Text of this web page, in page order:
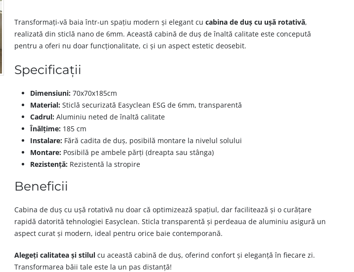
Transformați-vă baia într-un spațiu modern și elegant cucabina de duș cu ușă rotativă,
realizată din sticlă nano de 6mm. Această cabină de duș de înaltă calitate este concepută
pentru a oferi nu doar funcționalitate, ci și un aspect estetic deosebit.
Specificații
Dimensiuni: 70x70x185cm
Material: Sticlă securizată Easyclean ESG de 6mm, transparentă
Cadrul: Aluminiu neted de înaltă calitate
Înălțime: 185 cm
Instalare: Fără cadita de duș, posibilă montare la nivelul solului
Montare: Posibilă pe ambele părți (dreapta sau stânga)
Rezistență: Rezistentă la stropire
Beneficii
Cabina de duș cu ușă rotativă nu doar că optimizează spațiul, dar facilitează și o curățare
rapidă datorită tehnologiei Easyclean. Sticla transparentă și perdeaua de aluminiu asigură un
aspect curat și modern, ideal pentru orice baie contemporană.
Alegeți calitatea și stilul cu această cabină de duș, oferind confort și eleganță în fiecare zi.
Transformarea băii tale este la un pas distanță!